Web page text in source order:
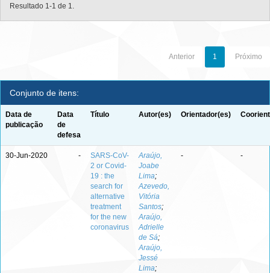
Resultado 1-1 de 1.
Anterior 1 Próximo
Conjunto de itens:
Data de
publicação
Data
de
defesa
Título Autor(es) Orientador(es)
30-Jun-2020 -
SARS-CoV-
2 or Covid-
19 : the
search for
alternative
treatment
for the new
coronavirus
Araújo,
Joabe
Lima;
Azevedo,
Vitória
Santos;
Araújo,
Adrielle
de Sá;
Araújo,
Jessé
Lima;
- -